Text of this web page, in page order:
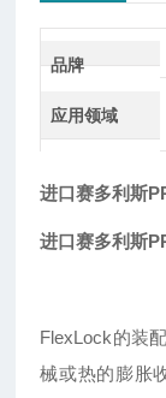
品牌
应用领域
进口赛多利斯
进口赛多利斯
FlexLock的装
械或热的膨胀